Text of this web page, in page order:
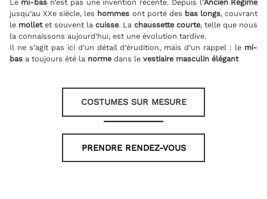
Le mi-bas n’est pas une invention récente. Depuis l’Ancien Régime
jusqu’au XXe siècle, les hommes ont porté des bas longs, couvrant
le molletet souvent la cuisse. Lachaussette courte, telle que nous
la connaissons aujourd’hui, est une évolution tardive.
Il ne s’agit pas ici d’un détail d’érudition, mais d’un rappel : le mi-
basa toujours été la normedans le vestiaire masculin élégant
COSTUMES SUR MESURE
PRENDRE RENDEZ-VOUS